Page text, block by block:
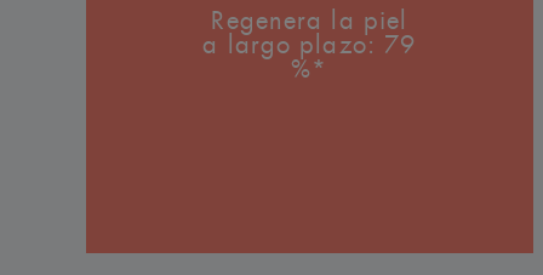
Regenera la piel
a largo plazo: 79
%*